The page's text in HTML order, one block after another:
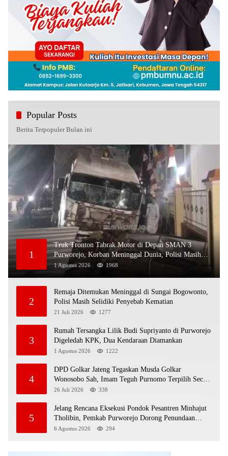
Popular Posts
Berita Terpopuler Bulan ini
1
Truk Tronton Tabrak Motor di Depan SMAN 3
Purworejo, Korban Meninggal Dunia, Polisi Masih
Selidiki Penyebab
1 Agustus 2026 1968
2
Remaja Ditemukan Meninggal di Sungai Bogowonto,
Polisi Masih Selidiki Penyebab Kematian
21 Juli 2026 1277
3
Rumah Tersangka Lilik Budi Supriyanto di Purworejo
Digeledah KPK, Dua Kendaraan Diamankan
1 Agustus 2026 1222
4
DPD Golkar Jateng Tegaskan Musda Golkar
Wonosobo Sah, Imam Teguh Purnomo Terpilih Secara
Aklamasi
26 Juli 2026 338
5
Jelang Rencana Eksekusi Pondok Pesantren Minhajut
Tholibin, Pemkab Purworejo Dorong Penundaan
hingga Gugatan Perdata Diproses
6 Agustus 2026 294